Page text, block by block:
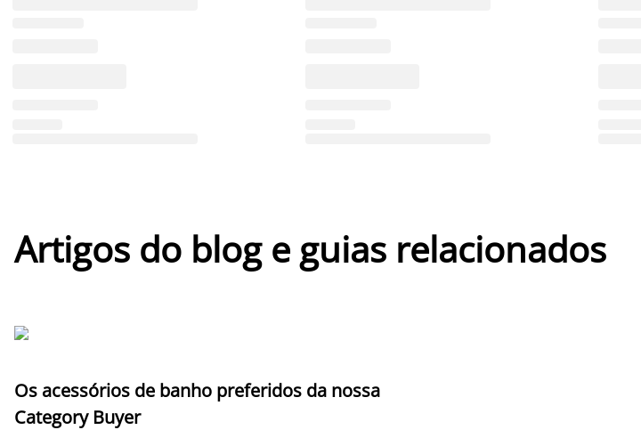
Artigos do blog e guias relacionados
Os acessórios de banho preferidos da nossa
Category Buyer